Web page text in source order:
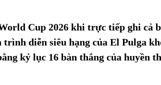
Cup 2026 khi trực tiếp ghi cả
diễn siêu hạng của El Pulga
kỷ lục 16 bàn thắng của huyền